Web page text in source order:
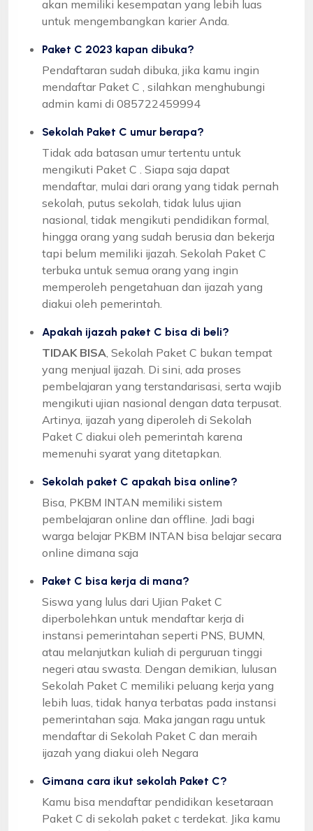
akan memiliki kesempatan yang lebih luas
untuk mengembangkan karier Anda.
Paket C 2023 kapan dibuka?
Pendaftaran sudah dibuka, jika kamu ingin
mendaftar Paket C , silahkan menghubungi
admin kami di 085722459994
Sekolah Paket C umur berapa?
Tidak ada batasan umur tertentu untuk
mengikuti Paket C . Siapa saja dapat
mendaftar, mulai dari orang yang tidak pernah
sekolah, putus sekolah, tidak lulus ujian
nasional, tidak mengikuti pendidikan formal,
hingga orang yang sudah berusia dan bekerja
tapi belum memiliki ijazah. Sekolah Paket C
terbuka untuk semua orang yang ingin
memperoleh pengetahuan dan ijazah yang
diakui oleh pemerintah.
Apakah ijazah paket C bisa di beli?
TIDAK BISA , Sekolah Paket C bukan tempat
yang menjual ijazah. Di sini, ada proses
pembelajaran yang terstandarisasi, serta wajib
mengikuti ujian nasional dengan data terpusat.
Artinya, ijazah yang diperoleh di Sekolah
Paket C diakui oleh pemerintah karena
memenuhi syarat yang ditetapkan.
Sekolah paket C apakah bisa online?
Bisa, PKBM INTAN memiliki sistem
pembelajaran online dan offline. Jadi bagi
warga belajar PKBM INTAN bisa belajar secara
online dimana saja
Paket C bisa kerja di mana?
Siswa yang lulus dari Ujian Paket C
diperbolehkan untuk mendaftar kerja di
instansi pemerintahan seperti PNS, BUMN,
atau melanjutkan kuliah di perguruan tinggi
negeri atau swasta. Dengan demikian, lulusan
Sekolah Paket C memiliki peluang kerja yang
lebih luas, tidak hanya terbatas pada instansi
pemerintahan saja. Maka jangan ragu untuk
mendaftar di Sekolah Paket C dan meraih
ijazah yang diakui oleh Negara
Gimana cara ikut sekolah Paket C?
Kamu bisa mendaftar pendidikan kesetaraan
Paket C di sekolah paket c terdekat. Jika kamu